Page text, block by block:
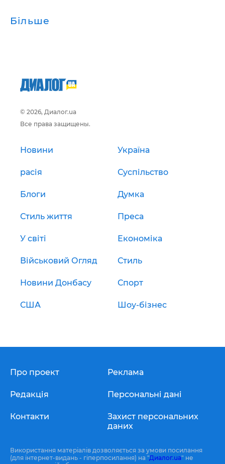
Більше
© 2026, Диалог.ua
Все права защищены.
Новини Україна
расія Суспільство
Блоги Думка
Стиль життя Преса
У світі Економіка
Військовий Огляд Стиль
Новини Донбасу Спорт
США Шоу-бізнес
Про проект
Редакція
Контакти
Реклама
Персональні дані
Захист персональних
даних
Використання матеріалів дозволяється за умови посилання
(для інтернет-видань - гіперпосилання) на "Диалог.ua" не